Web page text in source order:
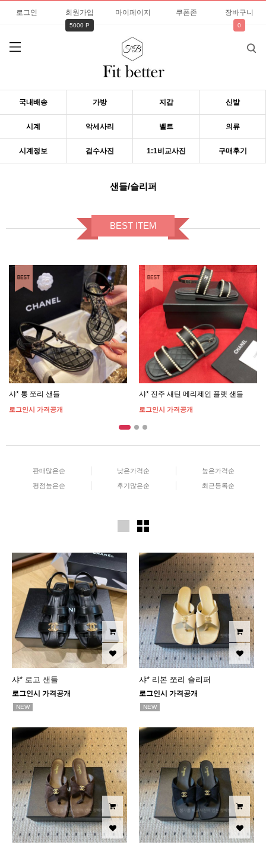
로그인 회원가입
5000 P
마이페이지 쿠폰존 장바구니
0
국내배송 가방 지갑 신발
시계 악세사리 벨트 의류
시계정보 검수사진 1:1비교사진 구매후기
샌들/슬리퍼
BEST ITEM
샤* 통 쪼리 샌들
로그인시 가격공개
샤* 진주 새틴 메리제인 플랫 샌들
로그인시 가격공개
BEST ITEM BEST ITEM
판매많은순 낮은가격순 높은가격순
평점높은순 후기많은순 최근등록순
샤* 로고 샌들
로그인시 가격공개
NEW
샤* 리본 쪼리 슬리퍼
로그인시 가격공개
NEW